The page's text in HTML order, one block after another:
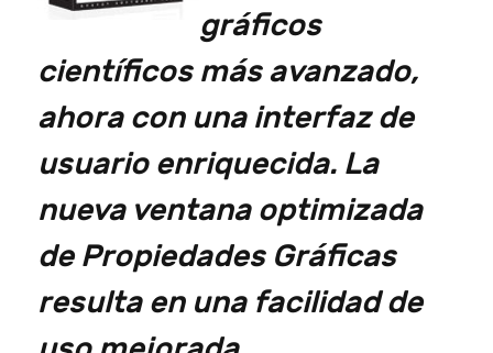
gráficos
científicos más avanzado,
ahora con una interfaz de
usuario enriquecida. La
nueva ventana optimizada
de Propiedades Gráficas
resulta en una facilidad de